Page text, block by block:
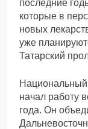
последние
которые в
новых
уже
Татарский
Национальный
начал работу
года. Он